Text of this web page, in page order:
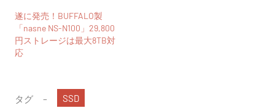
遂に発売！BUFFALO製
「nasne NS-N100」29,800
円ストレージは最大8TB対
応
タグ SSD